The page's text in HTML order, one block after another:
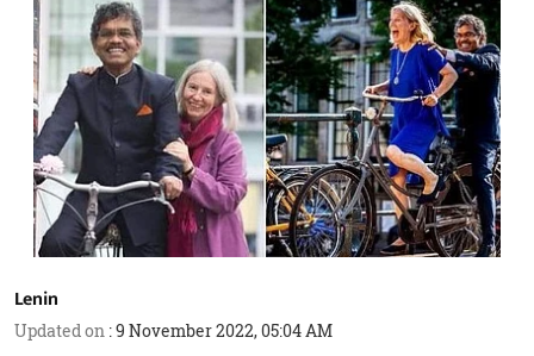
Lenin
Updated on :9 November 2022, 05:04 AM